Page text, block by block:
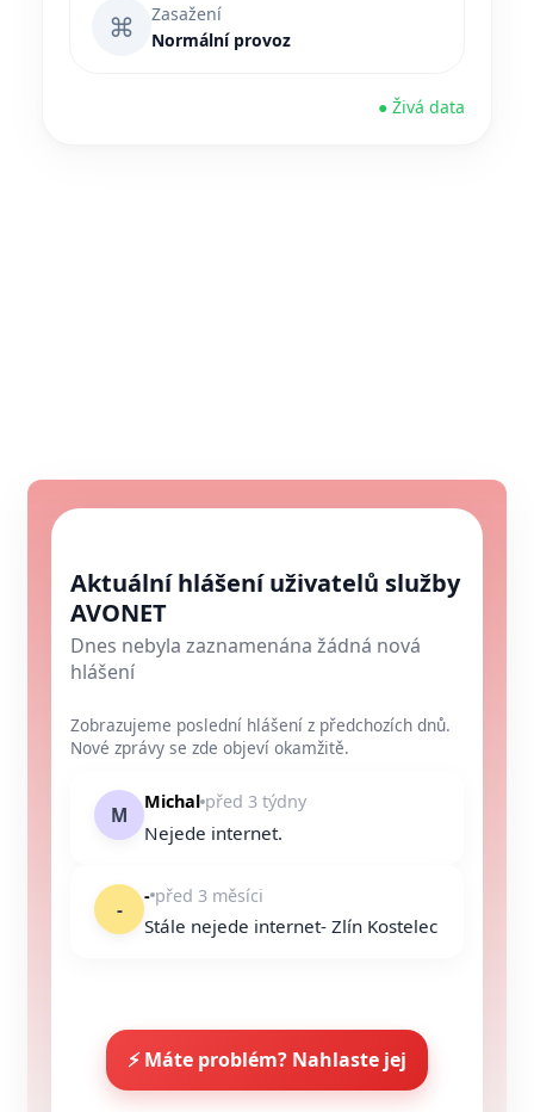
⌘
Zasažení
Normální provoz
● Živá data
Aktuální hlášení uživatelů služby
AVONET
Dnes nebyla zaznamenána žádná nová
hlášení
Zobrazujeme poslední hlášení z předchozích dnů.
Nové zprávy se zde objeví okamžitě.
M
Michal před 3 týdny
Nejede internet.
-
- před 3 měsíci
Stále nejede internet- Zlín Kostelec
⚡ Máte problém? Nahlaste jej